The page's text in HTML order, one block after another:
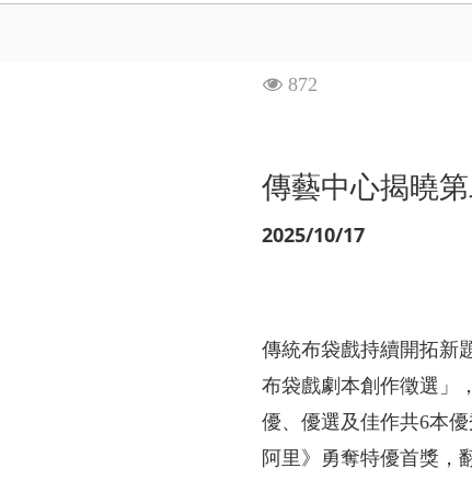
觀
次
872
傳藝中心揭曉
2025/10/17
傳統布袋戲持續開拓新
布袋戲劇本創作徵選」
優、優選及佳作共6本
阿里》勇奪特優首獎，